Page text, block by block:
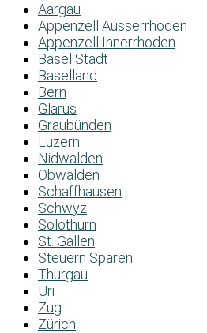
Aargau
Appenzell Ausserrhoden
Appenzell Innerrhoden
Basel Stadt
Baselland
Bern
Glarus
Graubünden
Luzern
Nidwalden
Obwalden
Schaffhausen
Schwyz
Solothurn
St. Gallen
Steuern Sparen
Thurgau
Uri
Zug
Zürich